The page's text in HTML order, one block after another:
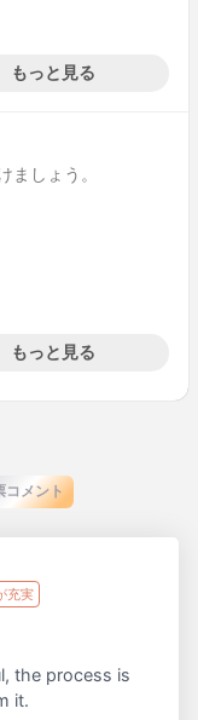
もっと見る
ましょう。
もっと見る
コメント
充実
the process is
it.